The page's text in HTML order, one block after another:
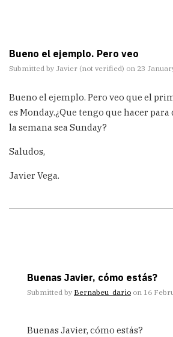
Bueno el ejemplo. Pero veo
Submitted by Javier (not verified) on 23
Bueno el ejemplo. Pero veo que el
es Monday.¿Que tengo que hacer
la semana sea Sunday?
Saludos,
Javier Vega.
Buenas Javier, cómo estás?
Submitted by Bernabeu_dario on 16
reply
Buenas Javier, cómo estás?